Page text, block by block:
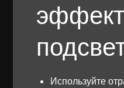
Используйте